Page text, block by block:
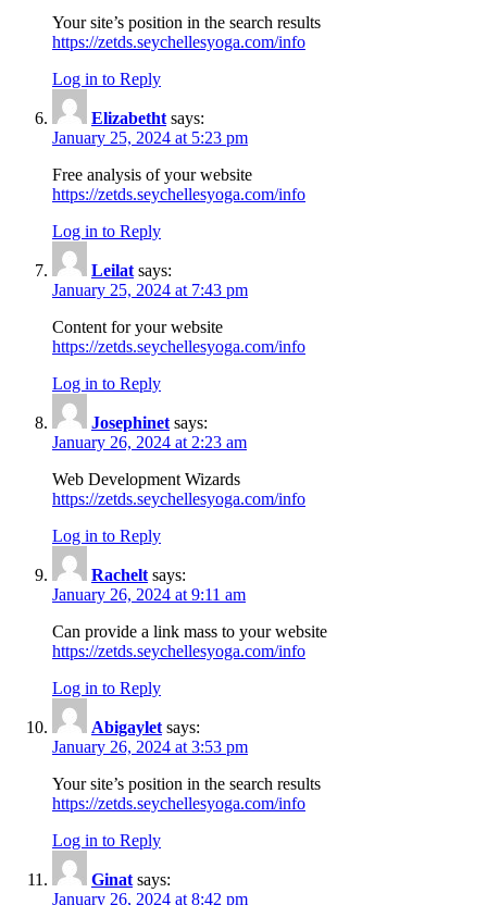
Your site’s position in the search results
https://zetds.seychellesyoga.com/info
Log in to Reply
Elizabetht says:
January 25, 2024 at 5:23 pm
Free analysis of your website
https://zetds.seychellesyoga.com/info
Log in to Reply
Leilat says:
January 25, 2024 at 7:43 pm
Content for your website
https://zetds.seychellesyoga.com/info
Log in to Reply
Josephinet says:
January 26, 2024 at 2:23 am
Web Development Wizards
https://zetds.seychellesyoga.com/info
Log in to Reply
Rachelt says:
January 26, 2024 at 9:11 am
Can provide a link mass to your website
https://zetds.seychellesyoga.com/info
Log in to Reply
Abigaylet says:
January 26, 2024 at 3:53 pm
Your site’s position in the search results
https://zetds.seychellesyoga.com/info
Log in to Reply
Ginat says:
January 26, 2024 at 8:42 pm